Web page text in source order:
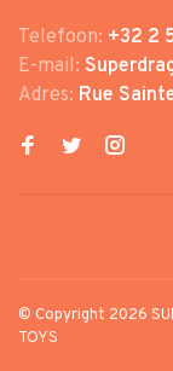
Telefoon: +32 2
E-mail:
Adres: Rue
© Copyright 2026
TOYS